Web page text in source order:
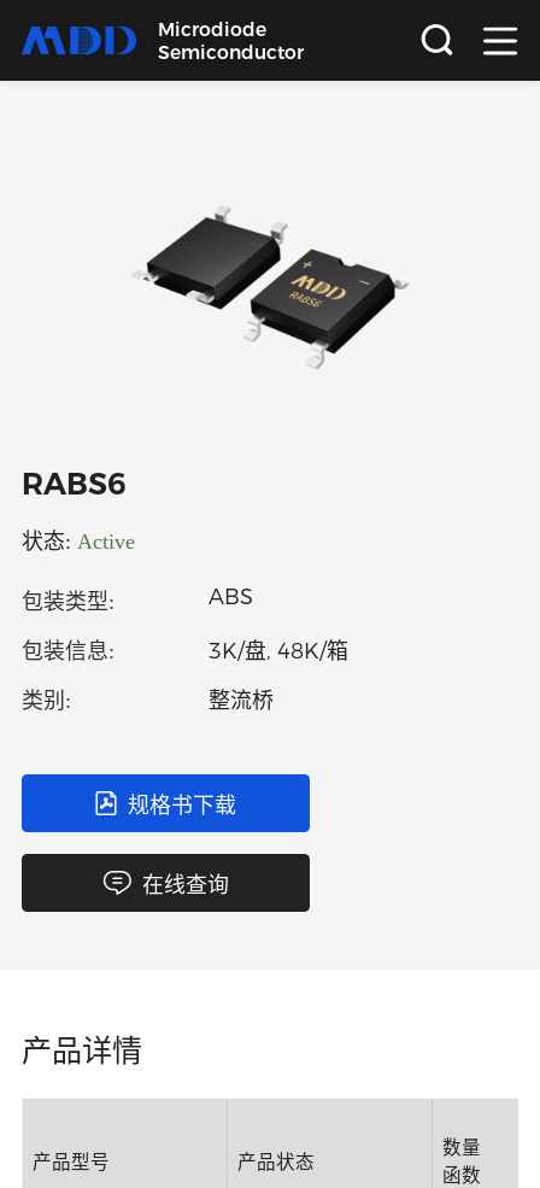
Microdiode
Semiconductor
关于
语言
RABS6
状态: Active
包装类型: ABS
包装信息: 3K/盘, 48K/箱
类别: 整流桥
规格书下载
在线查询
产品详情
产品型号 产品状态
数量
函数